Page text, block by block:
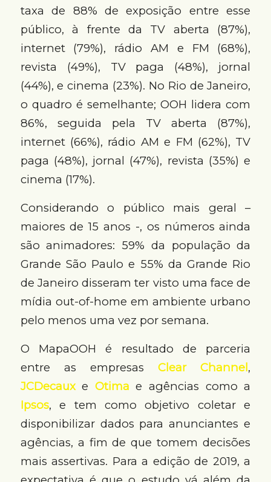
taxa de 88% de exposição entre esse
público, à frente da TV aberta (87%),
internet (79%), rádio AM e FM (68%),
revista (49%), TV paga (48%), jornal
(44%), e cinema (23%). No Rio de Janeiro,
o quadro é semelhante; OOH lidera com
86%, seguida pela TV aberta (87%),
internet (66%), rádio AM e FM (62%), TV
paga (48%), jornal (47%), revista (35%) e
cinema (17%).
Considerando o público mais geral –
maiores de 15 anos -, os números ainda
são animadores: 59% da população da
Grande São Paulo e 55% da Grande Rio
de Janeiro disseram ter visto uma face de
mídia out-of-home em ambiente urbano
pelo menos uma vez por semana.
O MapaOOH é resultado de parceria
entre as empresasClear Channel,
JCDecauxe Otima e agências como a
Ipsos, e tem como objetivo coletar e
disponibilizar dados para anunciantes e
agências, a fim de que tomem decisões
mais assertivas. Para a edição de 2019, a